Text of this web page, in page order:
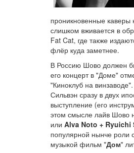
проникновенные каверы
слишком вживается в
Fat Cat, где также
флёр куда заметнее.
В Россию Шово должен
его концерт в "Доме"
"Киноклуб на
Сильвэн сразу в двух
выступление (его
этом смысле лайв Шово
или Alva Noto + Ryuichi
популярной нынче роли
музыкой фильм "Дом"